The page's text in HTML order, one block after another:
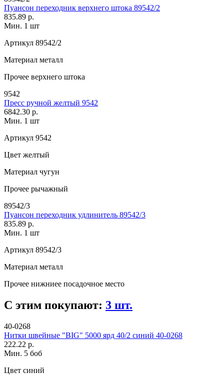
Пуансон переходник верхнего штока 89542/2
835.89 р.
Мин. 1 шт
Артикул 89542/2
Материал металл
Прочее верхнего штока
9542
Пресс ручной желтый 9542
6842.30 р.
Мин. 1 шт
Артикул 9542
Цвет желтый
Материал чугун
Прочее рычажный
89542/3
Пуансон переходник удлинитель 89542/3
835.89 р.
Мин. 1 шт
Артикул 89542/3
Материал металл
Прочее нижниее посадочное место
С этим покупают: 3 шт.
40-0268
Нитки швейные "BIG" 5000 ярд 40/2 синий 40-0268
222.22 р.
Мин. 5 боб
Цвет синий